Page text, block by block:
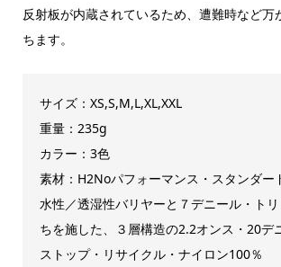
反射板が内蔵されているため、遭難時など万
ちます。
サイズ：XS,S,M,L,XL,XXL
重量：235g
カラー：3色
素材：H2Noパフォーマンス・スタンダー
水性／透湿性バリヤーと７デニール・ト
ちを施した、３層構造の2.2オンス・20デ
ストップ・リサイクル・ナイロン100％